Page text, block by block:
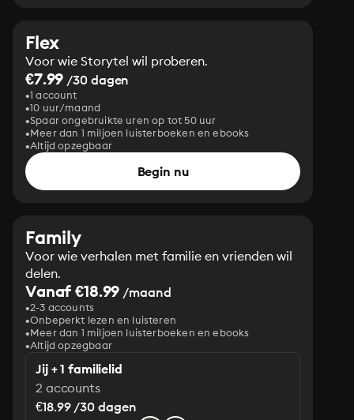
Flex
Voor wie Storytel wil proberen.
€7.99 /30 dagen
1 account
10 uur/maand
Spaar ongebruikte uren op tot 50 uur
Meer dan 1 miljoen luisterboeken en ebooks
Altijd opzegbaar
Begin nu
Family
Voor wie verhalen met familie en vrienden wil
delen.
Vanaf €18.99 /maand
2-3 accounts
Onbeperkt lezen en luisteren
Meer dan 1 miljoen luisterboeken en ebooks
Altijd opzegbaar
Jij + 1 familielid
2 accounts
€18.99 /30 dagen